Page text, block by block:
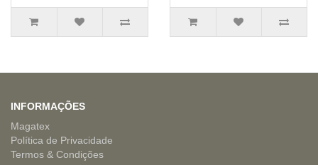
INFORMAÇÕES
Magatex
Política de Privacidade
Termos & Condições